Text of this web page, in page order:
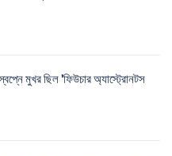
মুখর ছিল 'ফিউচার অ্যাস্ট্রোনটস